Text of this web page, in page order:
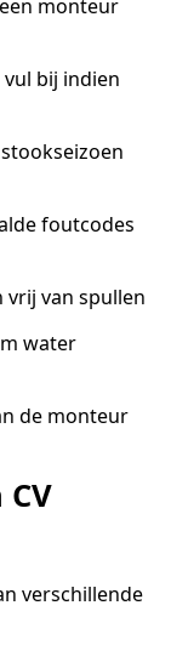
monteur
bij indien
foutcodes
vrij van spullen
water
de monteur
verschillende